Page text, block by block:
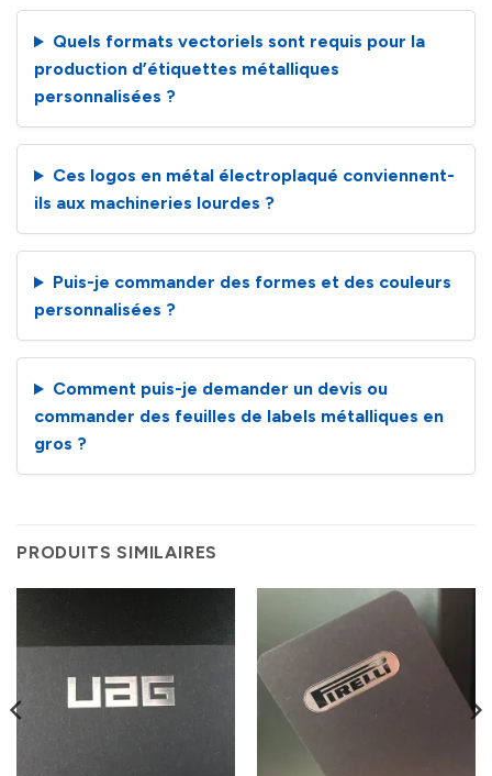
Quels formats vectoriels sont requis pour la
production d’étiquettes métalliques
personnalisées ?
Ces logos en métal électroplaqué conviennent-
ils aux machineries lourdes ?
Puis-je commander des formes et des couleurs
personnalisées ?
Comment puis-je demander un devis ou
commander des feuilles de labels métalliques en
gros ?
PRODUITS SIMILAIRES